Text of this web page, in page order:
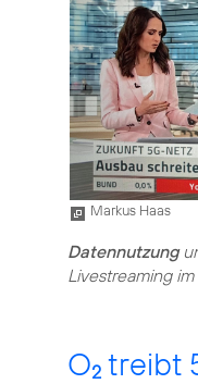
Markus Haas
Datennutzung
Livestreaming im
O2 treibt